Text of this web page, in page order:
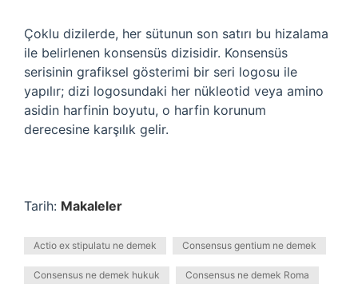
Çoklu dizilerde, her sütunun son satırı bu hizalama
ile belirlenen konsensüs dizisidir. Konsensüs
serisinin grafiksel gösterimi bir seri logosu ile
yapılır; dizi logosundaki her nükleotid veya amino
asidin harfinin boyutu, o harfin korunum
derecesine karşılık gelir.
Tarih: Makaleler
Actio ex stipulatu ne demek Consensus gentium ne demek
Consensus ne demek hukuk Consensus ne demek Roma